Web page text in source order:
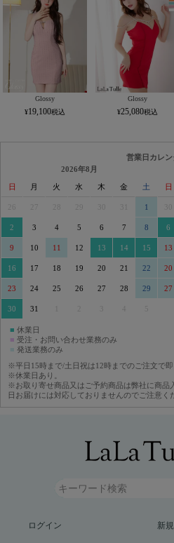
Glossy
19,100
Glossy
25,080
営業日カレン
2026年8月
日 月 火 水 木 金 土
29 30 31 1
2 3 4 5 6 7 8
9 10 11 12 13 14 15
16 17 18 19 20 21 22
23 24 25 26 27 28 29
30 31 3 5
日
30
6
13
20
27
■ 休業日
■ 受注・お問い合わせ業務のみ
■ 発送業務のみ
※平日15時まで/土日祝は12時までのご注文で即
※休業日あり。
※お取り寄せ商品又はご予約商品は弊社に商品
日お届けには対応しておりませんのでご注意く
ログイン 新